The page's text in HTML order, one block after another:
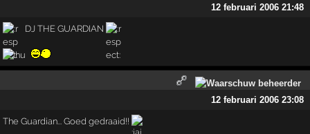
12 februari 2006 21:48
DJ THE GUARDIAN
12 februari 2006 23:08
The Guardian... Goed gedraaid!!